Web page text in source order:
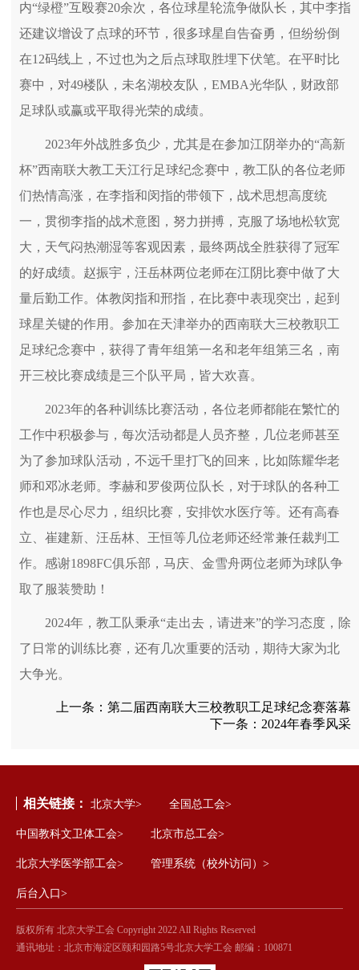
内“绿橙”互殴赛20余次，各位球星轮流争做队长，其中李指
还建议增设了点球的环节，很多球星自告奋勇，但纷纷倒
在12码线上，不过也为之后点球取胜埋下伏笔。在平时比
赛中，对49楼队，未名湖校友队，EMBA光华队，财政部
足球队或赢或平取得光荣的成绩。
2023年外战胜多负少，尤其是在参加江阴举办的“高新
杯”西南联大教工天江行足球纪念赛中，教工队的各位老师
们热情高涨，在李指和闵指的带领下，战术思想高度统
一，贯彻李指的战术意图，努力拼搏，克服了场地松软宽
大，天气闷热潮湿等客观因素，最终两战全胜获得了冠军
的好成绩。赵振宇，汪岳林两位老师在江阴比赛中做了大
量后勤工作。体教闵指和邢指，在比赛中表现突岀，起到
球星关键的作用。参加在天津举办的西南联大三校教职工
足球纪念赛中，获得了青年组第一名和老年组第三名，南
开三校比赛成绩是三个队平局，皆大欢喜。
2023年的各种训练比赛活动，各位老师都能在繁忙的
工作中积极参与，每次活动都是人员齐整，几位老师甚至
为了参加球队活动，不远千里打飞的回来，比如陈耀华老
师和邓冰老师。李赫和罗俊两位队长，对于球队的各种工
作也是尽心尽力，组织比赛，安排饮水医疗等。还有高春
立、崔建新、汪岳林、王恒等几位老师还经常兼任裁判工
作。感谢1898FC俱乐部，马庆、金雪舟两位老师为球队争
取了服装赞助！
2024年，教工队秉承“走出去，请进来”的学习态度，除
了日常的训练比赛，还有几次重要的活动，期待大家为北
大争光。
上一条： 第二届西南联大三校教职工足球纪念赛落幕
下一条： 2024年春季风采
相关链接： 北京大学> 全国总工会>
中国教科文卫体工会> 北京市总工会>
北京大学医学部工会> 管理系统（校外访问）>
后台入口>
版权所有 北京大学工会 Copyright 2022 All Rights Reserved
通讯地址：北京市海淀区颐和园路5号北京大学工会 邮编：100871